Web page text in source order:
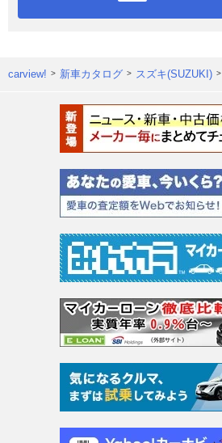
carview! 新車カタログ スズキ(SUZUKI)